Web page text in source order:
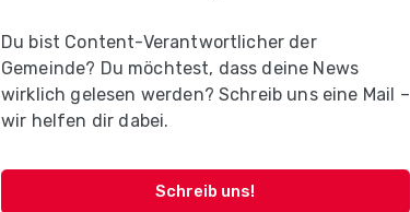
Du bist Content-Verantwortlicher der
Gemeinde? Du möchtest, dass deine News
wirklich gelesen werden? Schreib uns eine Mail –
wir helfen dir dabei.
Schreib uns!